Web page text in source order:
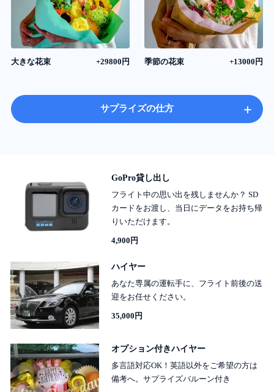
大きな花束 +29800円 季節の花束 +13000円
サプライズの仕方 +
GoPro貸し出し
フライト中の思い出を残しませんか？ SD
カードをお渡し、当日にデータをお持ち帰
りいただけます。
4,900円
ハイヤー
あなた専属の運転手に、フライト前後の送
迎をお任せください。
35,000円
オプション付きハイヤー
多言語対応OK！英語以外をご希望の方は
備考へ。サプライズバルーン付き